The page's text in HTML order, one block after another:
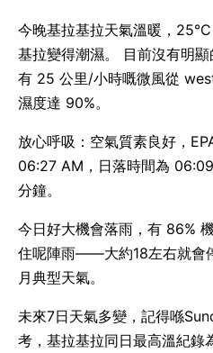
今晚基拉基拉天氣溫暖，
基拉變得潮濕。 目前沒有明
有 25 公里/小時嘅微風從
濕度達 90%。
放心呼吸：空氣質素良好，
06:27 AM，日落時間為
分鐘。
今日好大機會落雨，有 86%
住呢陣雨——大約18左右就會
月典型天氣。
未來7日天氣多變，記得喺
考，基拉基拉同日最高溫紀錄